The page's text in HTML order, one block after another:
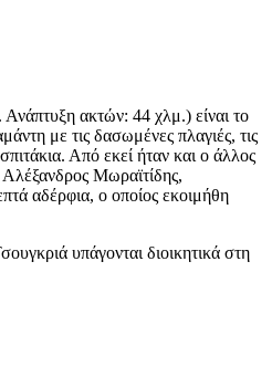
ακτών: 44 χλμ.) είναι το
με τις δασωμένες πλαγιές, τις
Από εκεί ήταν και ο άλλος
Αλέξανδρος Μωραϊτίδης,
αδέρφια, ο οποίος εκοιμήθη
υπάγονται διοικητικά στη